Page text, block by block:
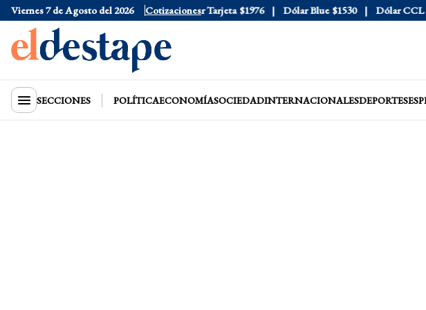
Viernes 7 de Agosto del 2026 Cotizaciones
Dólar Oficial $1520 Dólar Tarjeta $1976 Dólar Blue $1530 Dólar CCL
SECCIONES POLÍTICAECONOMÍASOCIEDADINTERNACIONALESDEPORTES